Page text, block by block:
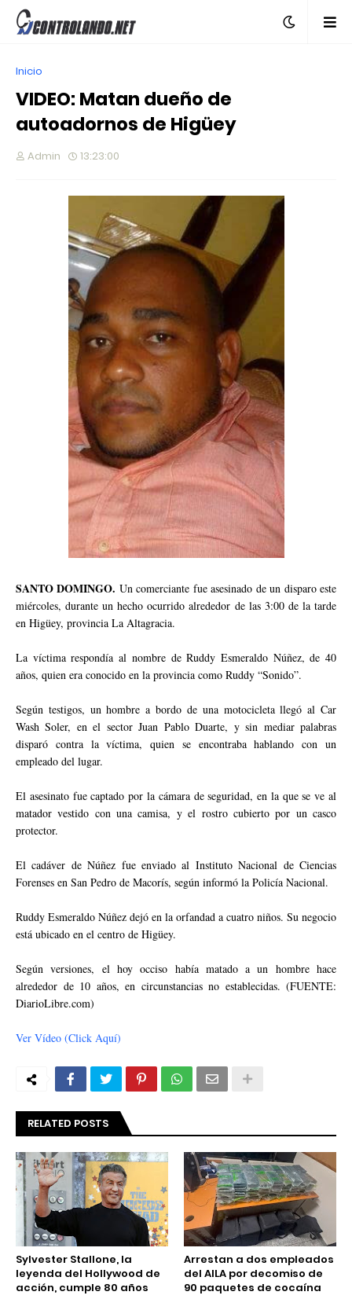
Inicio
VIDEO: Matan dueño de
autoadornos de Higüey
Admin 13:23:00
SANTO DOMINGO. Un comerciante fue asesinado de un disparo este
miércoles, durante un hecho ocurrido alrededor de las 3:00 de la tarde
en Higüey, provincia La Altagracia.
La víctima respondía al nombre de Ruddy Esmeraldo Núñez, de 40
años, quien era conocido en la provincia como Ruddy “Sonido”.
Según testigos, un hombre a bordo de una motocicleta llegó al Car
Wash Soler, en el sector Juan Pablo Duarte, y sin mediar palabras
disparó contra la víctima, quien se encontraba hablando con un
empleado del lugar.
El asesinato fue captado por la cámara de seguridad, en la que se ve al
matador vestido con una camisa, y el rostro cubierto por un casco
protector.
El cadáver de Núñez fue enviado al Instituto Nacional de Ciencias
Forenses en San Pedro de Macorís, según informó la Policía Nacional.
Ruddy Esmeraldo Núñez dejó en la orfandad a cuatro niños. Su negocio
está ubicado en el centro de Higüey.
Según versiones, el hoy occiso había matado a un hombre hace
alrededor de 10 años, en circunstancias no establecidas. (FUENTE:
DiarioLibre.com)
Ver Vídeo (Click Aquí)
RELATED POSTS
Sylvester Stallone, la
leyenda del Hollywood de
acción, cumple 80 años
Arrestan a dos empleados
del AILA por decomiso de
90 paquetes de cocaína